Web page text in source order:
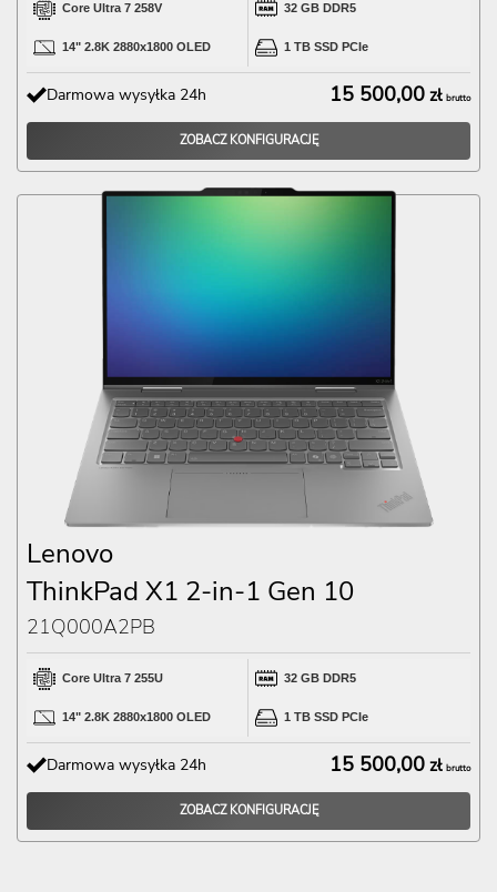
Core Ultra 7 258V 32 GB DDR5
14" 2.8K 2880x1800 OLED 1 TB SSD PCIe
Darmowa wysyłka 24h 15 500,00 zł brutto
ZOBACZ KONFIGURACJĘ
Lenovo
ThinkPad X1 2-in-1 Gen 10
21Q000A2PB
Core Ultra 7 255U 32 GB DDR5
14" 2.8K 2880x1800 OLED 1 TB SSD PCIe
Darmowa wysyłka 24h 15 500,00 zł brutto
ZOBACZ KONFIGURACJĘ